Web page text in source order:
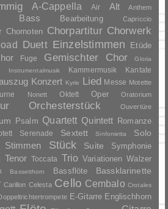
A-Cappella Air Alt Anthem
Bass Bearbeitung Capriccio
Chornoten Chorpartitur Chorwerk
Duett Einzelstimmen Etüde
Fuge Gemischter Chor Gloria
Instrumentalmusik Kammermusik Kantate
Konzert Kyrie Lied Messe Motette
Nonett Oktett Oper Oratorium
Orchesterstück Ouvertüre
Psalm Quartett Quintett Romanze
Serenade Sextett Sinfonietta Solo
Stimmen Stück Suite Symphonie
Tenor Toccata Trio Variationen Walzer
Bassetthorn Bassflöte Bassklarinette
Carillon Celesta Cello Cembalo Crotales
E-Gitarre Englischhorn